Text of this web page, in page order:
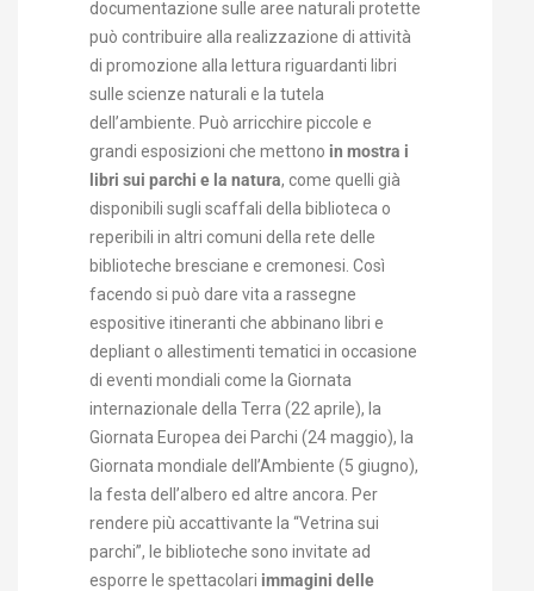
documentazione sulle aree naturali protette
può contribuire alla realizzazione di attività
di promozione alla lettura riguardanti libri
sulle scienze naturali e la tutela
dell’ambiente. Può arricchire piccole e
grandi esposizioni che mettono in mostra i
libri sui parchi e la natura, come quelli già
disponibili sugli scaffali della biblioteca o
reperibili in altri comuni della rete delle
biblioteche bresciane e cremonesi. Così
facendo si può dare vita a rassegne
espositive itineranti che abbinano libri e
depliant o allestimenti tematici in occasione
di eventi mondiali come la Giornata
internazionale della Terra (22 aprile), la
Giornata Europea dei Parchi (24 maggio), la
Giornata mondiale dell’Ambiente (5 giugno),
la festa dell’albero ed altre ancora. Per
rendere più accattivante la “Vetrina sui
parchi”, le biblioteche sono invitate ad
esporre le spettacolari immagini delle